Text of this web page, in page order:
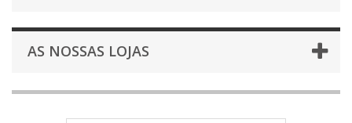
AS NOSSAS LOJAS